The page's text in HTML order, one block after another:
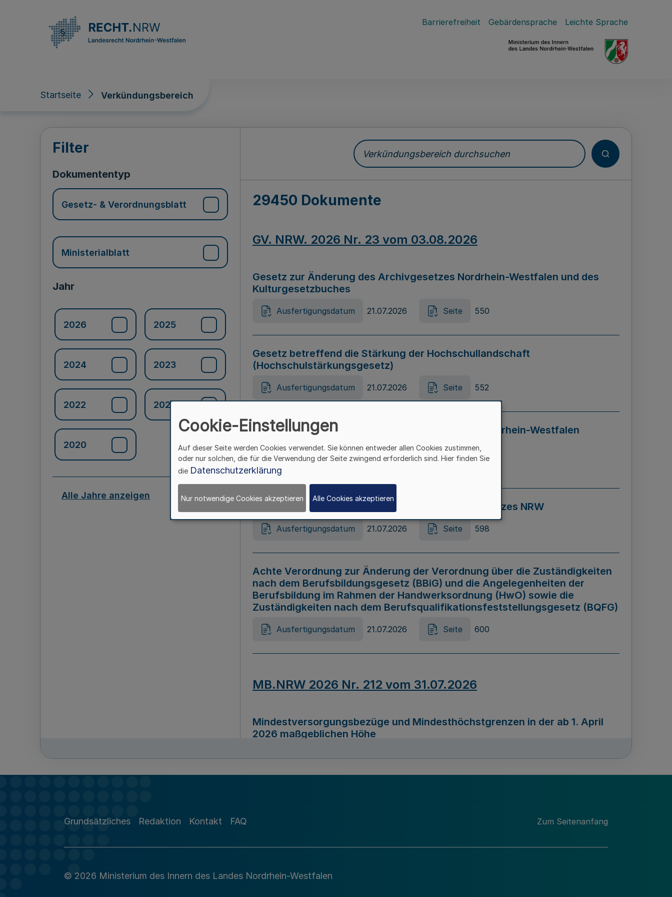
Barrierefreiheit Gebärdensprache Leichte Sprache
Startseite Verkündungsbereich
Verkündungsbereich
Filter
Dokumententyp
Gesetz- & Verordnungsblatt
Ministerialblatt
Jahr
2026 2025
2024 2023
2022 2021
2020
Alle Jahre anzeigen
Verkündungsbereich durchsuchen
29450 Dokumente
GV. NRW. 2026 Nr. 23 vom 03.08.2026
Gesetz zur Änderung des Archivgesetzes Nordrhein-Westfalen und des
Kulturgesetzbuches
Ausfertigungsdatum 21.07.2026 Seite 550
Gesetz betreffend die Stärkung der Hochschullandschaft
(Hochschulstärkungsgesetz)
Ausfertigungsdatum 21.07.2026 Seite 552
Gesetz zur Vermeidung von Diskriminierung in Nordrhein-Westfalen
(Landesantidiskriminierungsgesetz – LADG NRW)
Ausfertigungsdatum 21.07.2026 Seite 595
Gesetz zur Änderung des Online-Casinospiel Gesetzes NRW
Ausfertigungsdatum 21.07.2026 Seite 598
Achte Verordnung zur Änderung der Verordnung über die Zuständigkeiten
nach dem Berufsbildungsgesetz (BBiG) und die Angelegenheiten der
Berufsbildung im Rahmen der Handwerksordnung (HwO) sowie die
Zuständigkeiten nach dem Berufsqualifikationsfeststellungsgesetz (BQFG)
Ausfertigungsdatum 21.07.2026 Seite 600
MB.NRW 2026 Nr. 212 vom 31.07.2026
Mindestversorgungsbezüge und Mindesthöchstgrenzen in der ab 1. April
2026 maßgeblichen Höhe
Richtlinie zur Durchführung des Förderprogramms „Mittelstand Innovativ &
Grundsätzliches Redaktion Kontakt FAQ Zum Seitenanfang
© 2026 Ministerium des Innern des Landes Nordrhein-Westfalen
Cookie-Einstellungen
Auf dieser Seite werden Cookies verwendet. Sie können entweder allen Cookies zustimmen,
oder nur solchen, die für die Verwendung der Seite zwingend erforderlich sind. Hier finden Sie
die Datenschutzerklärung
Nur notwendige Cookies akzeptieren Alle Cookies akzeptieren